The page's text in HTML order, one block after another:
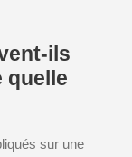
ils
quelle
sur une